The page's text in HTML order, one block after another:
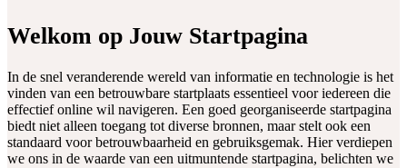
Welkom op Jouw Startpagina
In de snel veranderende wereld van informatie en technologie is het
vinden van een betrouwbare startplaats essentieel voor iedereen die
effectief online wil navigeren. Een goed georganiseerde startpagina
biedt niet alleen toegang tot diverse bronnen, maar stelt ook een
standaard voor betrouwbaarheid en gebruiksgemak. Hier verdiepen
we ons in de waarde van een uitmuntende startpagina, belichten we